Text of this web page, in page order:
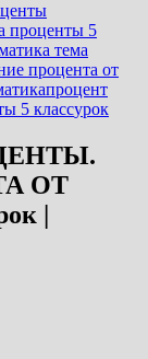
проценты 5
тема
процента от
процент
5 классурок
ОТ
|